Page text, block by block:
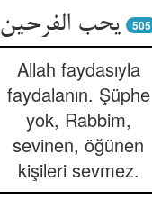
یحب الفرحین
505
Allah faydasıyla
faydalanın. Şüphe
yok, Rabbim,
sevinen, öğünen
kişileri sevmez.